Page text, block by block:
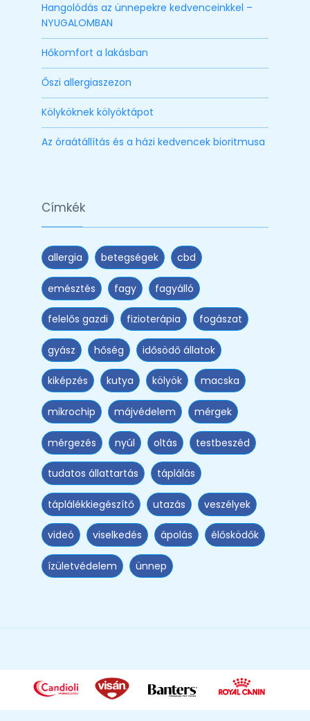
Hangolódás az ünnepekre kedvenceinkkel –
NYUGALOMBAN
Hőkomfort a lakásban
Őszi allergiaszezon
Kölyköknek kölyöktápot
Az óraátállítás és a házi kedvencek bioritmusa
Címkék
allergia betegségek cbd
emésztés fagy fagyálló
felelős gazdi fizioterápia fogászat
gyász hőség idősödő állatok
kiképzés kutya kölyök macska
mikrochip májvédelem mérgek
mérgezés nyúl oltás testbeszéd
tudatos állattartás táplálás
táplálékkiegészítő utazás veszélyek
videó viselkedés ápolás élősködők
ízületvédelem ünnep